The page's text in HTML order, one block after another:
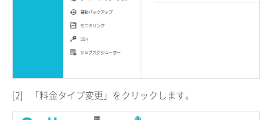
[2] 「料金タイプ変更」をクリックします。